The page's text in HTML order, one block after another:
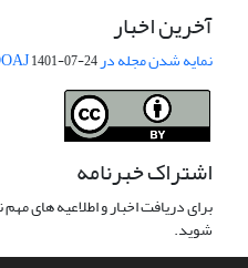
آخرین اخبار
نمایه شدن مجله در DOAJ1401-07-24
اشتراک خبرنامه
برای دریافت اخبار و اطلاعیه های
شوید.